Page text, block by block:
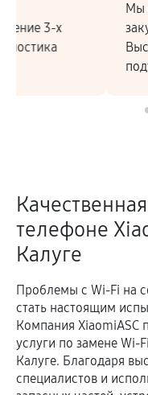
Мы
закупая
Высокое качество
подтверждается
телефоне
Калуге
Проблемы с Wi-Fi на
стать настоящим
Компания XiaomiASC
услуги по замене Wi-
Калуге. Благодаря
специалистов и